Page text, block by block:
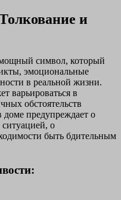
и
символ, который
эмоциональные
в реальной жизни.
варьироваться в
обстоятельств
предупреждает о
о
быть бдительным